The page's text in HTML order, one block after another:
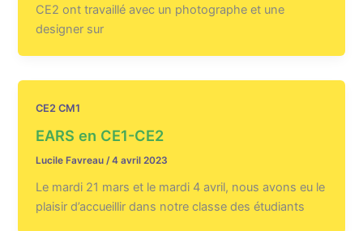
CE2 ont travaillé avec un photographe et une
designer sur
CE2 CM1
EARS en CE1-CE2
Lucile Favreau/4 avril 2023
Le mardi 21 mars et le mardi 4 avril, nous avons eu le
plaisir d’accueillir dans notre classe des étudiants